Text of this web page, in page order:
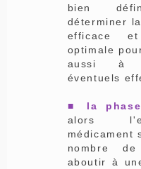
bien
déterminer
efficace
optimale
aussi à
éventuels
■ la
alors
médicament
nombre
aboutir à